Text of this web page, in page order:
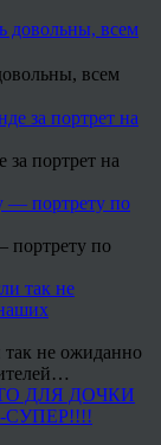
всем
портрет на
портрету по
не ожиданно